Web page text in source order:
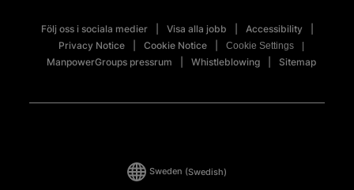
Följ oss i sociala medier Visa alla jobb
Accessibility
Privacy Notice
Cookie Notice Cookie Settings
ManpowerGroups pressrum Whistleblowing Sitemap
Sweden (Swedish)